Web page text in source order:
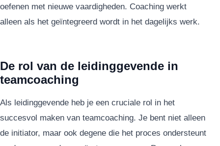
oefenen met nieuwe vaardigheden. Coaching werkt
alleen als het geïntegreerd wordt in het dagelijks werk.
De rol van de leidinggevende in
teamcoaching
Als leidinggevende heb je een cruciale rol in het
succesvol maken van teamcoaching. Je bent niet alleen
de initiator, maar ook degene die het proces ondersteunt